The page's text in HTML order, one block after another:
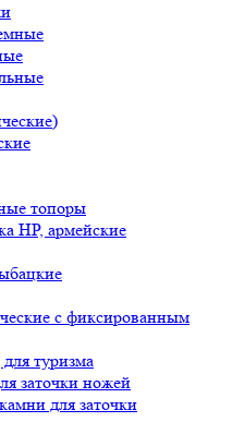
топоры
НР, армейские
с фиксированным
туризма
заточки ножей
для заточки